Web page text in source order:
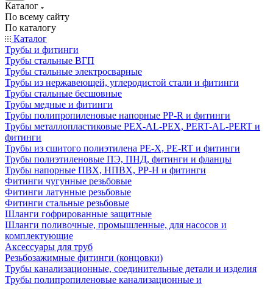
Каталог
По всему сайту
По каталогу
Каталог
Трубы и фитинги
Трубы стальные ВГП
Трубы стальные электросварные
Трубы из нержавеющей, углеродистой стали и фитинги
Трубы стальные бесшовные
Трубы медные и фитинги
Трубы полипропиленовые напорные PP-R и фитинги
Трубы металлопластиковые PEX-AL-PEX, PERT-AL-PERT и
фитинги
Трубы из сшитого полиэтилена PE-X, PE-RT и фитинги
Трубы полиэтиленовые ПЭ, ПНД, фитинги и фланцы
Трубы напорные ПВХ, НПВХ, PP-H и фитинги
Фитинги чугунные резьбовые
Фитинги латунные резьбовые
Фитинги стальные резьбовые
Шланги гофрированные защитные
Шланги поливочные, промышленные, для насосов и
комплектующие
Аксессуары для труб
Резьбозажимные фитинги (концовки)
Трубы канализационные, соединительные детали и изделия
Трубы полипропиленовые канализационные и